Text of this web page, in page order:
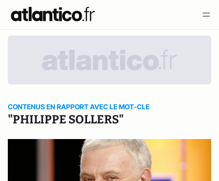
CONTENUS EN RAPPORT AVEC LE MOT-CLE
"PHILIPPE SOLLERS"